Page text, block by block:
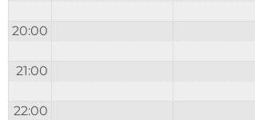
20:00
21:00
22:00